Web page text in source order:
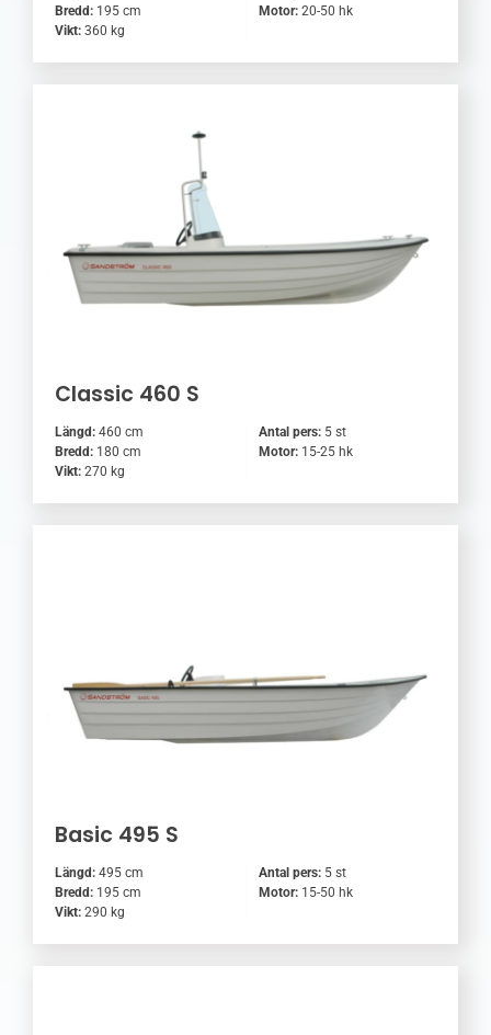
Bredd:195 cm
Vikt:360 kg
Motor: 20-50 hk
Classic 460 S
Längd:460 cm
Bredd:180 cm
Vikt:270 kg
Antal pers: 5 st
Motor: 15-25 hk
Basic 495 S
Längd:495 cm
Bredd:195 cm
Vikt:290 kg
Antal pers: 5 st
Motor: 15-50 hk